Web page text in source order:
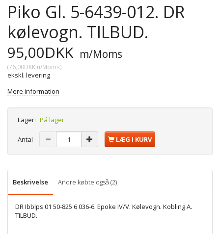
Piko Gl. 5-6439-012. DR
kølevogn. TILBUD.
95,00DKK m/Moms
(76,00DKK u/Moms)
ekskl. levering
Mere information
Lager: På lager
Antal LÆG I KURV
Beskrivelse Andre købte også (2)
DR Ibblps 01 50-825 6 036-6. Epoke IV/V. Kølevogn. Kobling A.
TILBUD.